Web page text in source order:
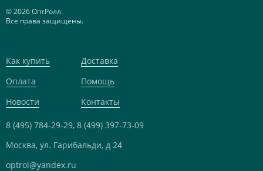
© 2026 ОптРолл.
Все права защищены.
Как купить
Доставка
Оплата
Помощь
Новости
Контакты
8 (495) 784-29-29, 8 (499) 397-73-09
Москва, ул. Гарибальди, д 24
optrol@yandex.ru